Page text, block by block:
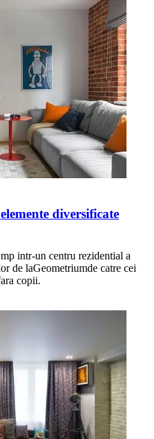
diversificate
intr-un centru rezidential a
de laGeometriumde catre cei
copii.